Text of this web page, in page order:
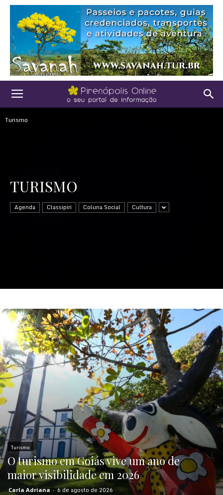
Turismo
TURISMO
Agenda Classipiri Coluna Social Cultura
Turismo
O turismo em Goiás vive um ano de
maior visibilidade em 2026
Carla Adriana - 6 de agosto de 2026